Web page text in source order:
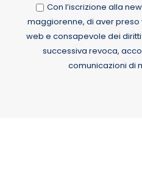
Con l’iscrizione alla
maggiorenne, di aver preso
web e consapevole dei
successiva revoca,
comunicazioni di